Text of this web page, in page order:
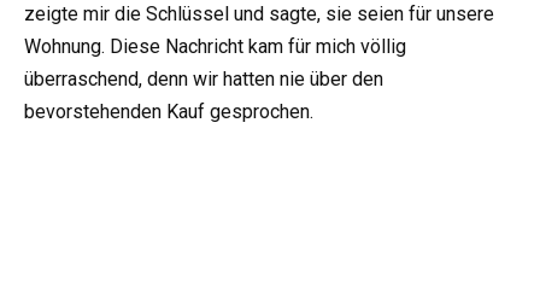
zeigte mir die Schlüssel und sagte, sie seien für unsere
Wohnung. Diese Nachricht kam für mich völlig
überraschend, denn wir hatten nie über den
bevorstehenden Kauf gesprochen.